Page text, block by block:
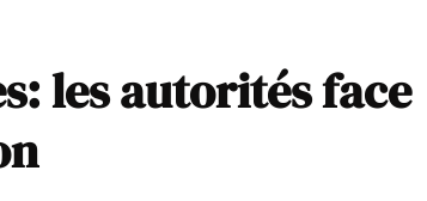
les autorités face